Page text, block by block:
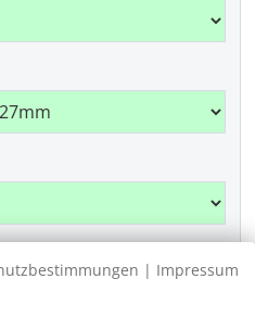
| Impressum